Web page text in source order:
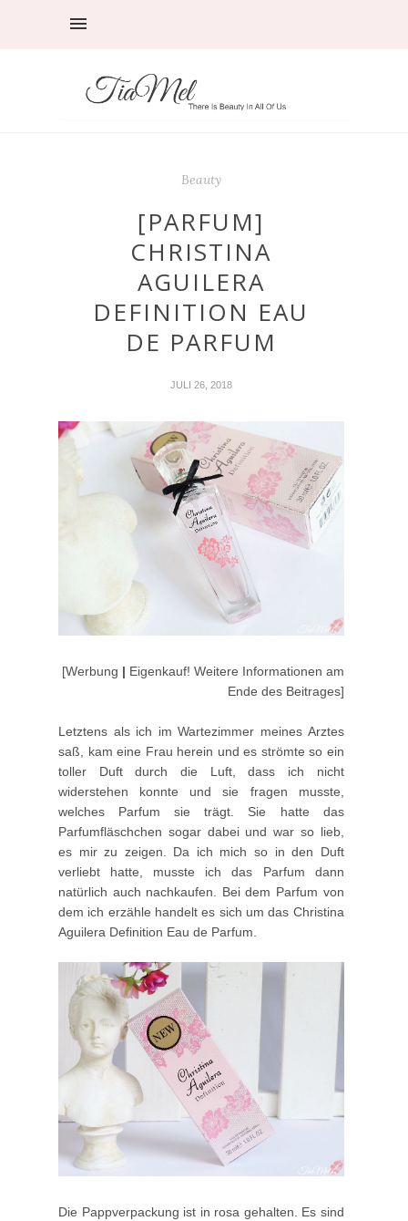
Beauty
[PARFUM]
CHRISTINA
AGUILERA
DEFINITION EAU
DE PARFUM
JULI 26, 2018
[Werbung | Eigenkauf! Weitere Informationen am
Ende des Beitrages]
Letztens als ich im Wartezimmer meines Arztes
saß, kam eine Frau herein und es strömte so ein
toller Duft durch die Luft, dass ich nicht
widerstehen konnte und sie fragen musste,
welches Parfum sie trägt. Sie hatte das
Parfumfläschchen sogar dabei und war so lieb,
es mir zu zeigen. Da ich mich so in den Duft
verliebt hatte, musste ich das Parfum dann
natürlich auch nachkaufen. Bei dem Parfum von
dem ich erzähle handelt es sich um das Christina
Aguilera Definition Eau de Parfum.
Die Pappverpackung ist in rosa gehalten. Es sind